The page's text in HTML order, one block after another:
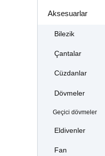
Aksesuarlar
Bilezik
Çantalar
Cüzdanlar
Dövmeler
Geçici dövmeler
Eldivenler
Fan